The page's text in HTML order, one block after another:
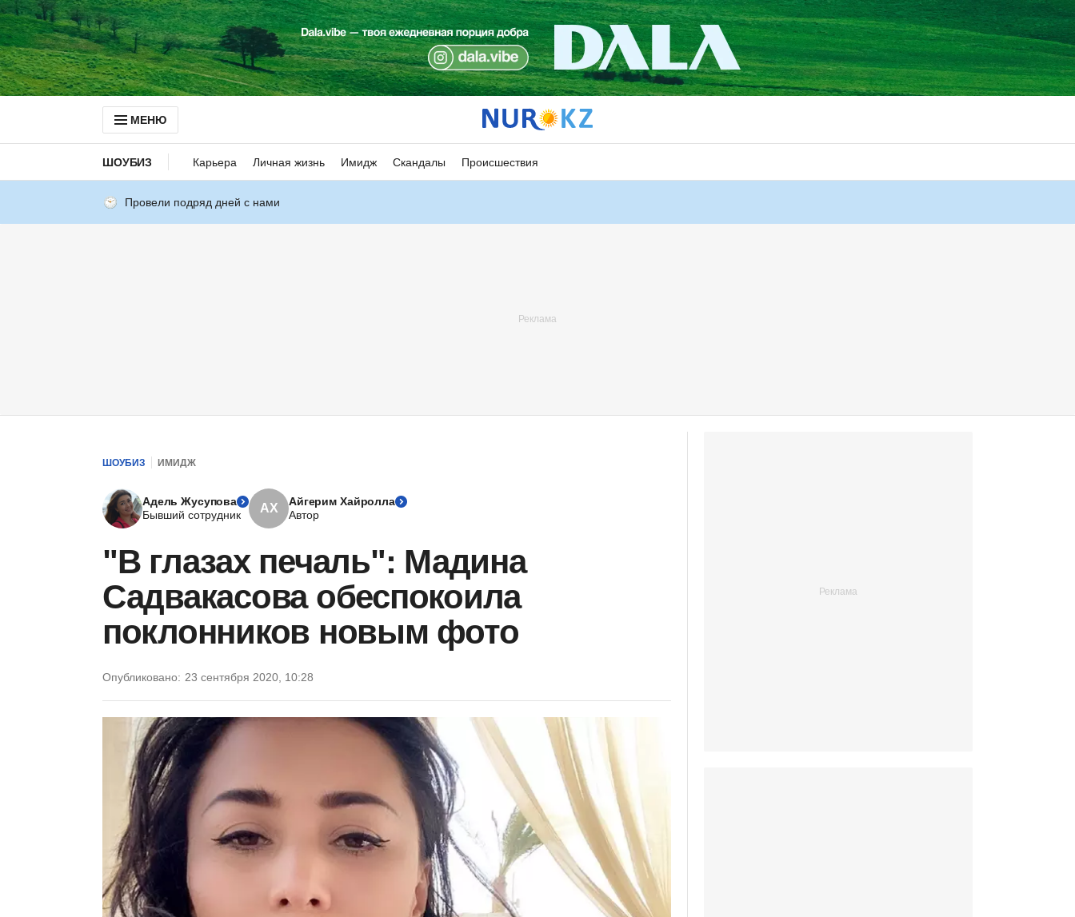
МЕНЮ
ШОУБИЗ Карьера Личная жизнь Имидж Скандалы Происшествия
Провели подряд дней с нами
ШОУБИЗ ИМИДЖ
Адель Жусупова
Бывший сотрудник
АХ
Айгерим Хайролла
Автор
"В глазах печаль": Мадина
Садвакасова обеспокоила
поклонников новым фото
Опубликовано: 23 сентября 2020, 10:28